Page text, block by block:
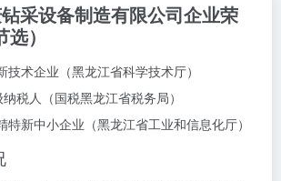
采设备制造有限公司企业荣
）
技术企业（黑龙江省科学技术厅）
税人（国税黑龙江省税务局）
特新中小企业（黑龙江省工业和信息化厅）